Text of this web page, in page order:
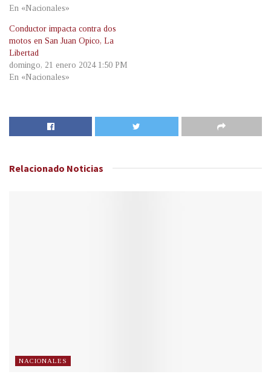
En «Nacionales»
Conductor impacta contra dos
motos en San Juan Opico, La
Libertad
domingo, 21 enero 2024 1:50 PM
En «Nacionales»
Relacionado Noticias
NACIONALES